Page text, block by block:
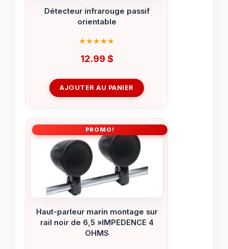
Détecteur infrarouge passif
orientable
12.99 $
AJOUTER AU PANIER
PROMO!
Haut-parleur marin montage sur
rail noir de 6,5 »IMPEDENCE 4
OHMS